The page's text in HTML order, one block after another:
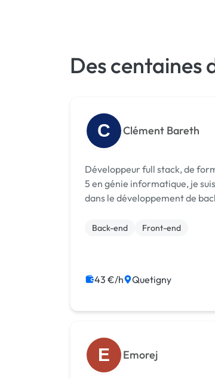
Des centaines
C Clément Bareth
Développeur full stack, de
5 en génie informatique, je
dans le développement de
compétences dans tous les
Back-end Front-end
43 €/h Quetigny
E Emorej